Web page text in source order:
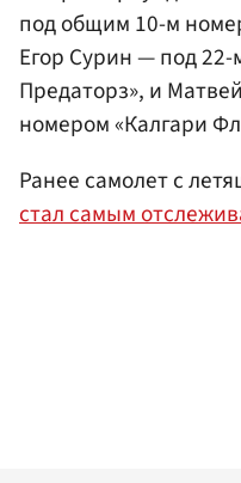
под общим 10-м
Егор Сурин — под
Предаторз», и
номером «Калгари
Ранее самолет с
стал самым